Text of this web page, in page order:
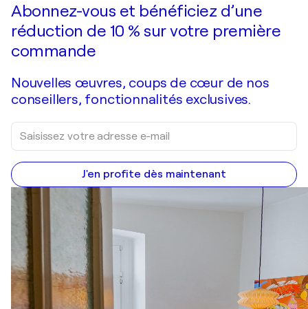
Abonnez-vous et bénéficiez d’une
réduction de 10 % sur votre première
commande
Nouvelles œuvres, coups de cœur de nos
conseillers, fonctionnalités exclusives.
J'en profite dès maintenant